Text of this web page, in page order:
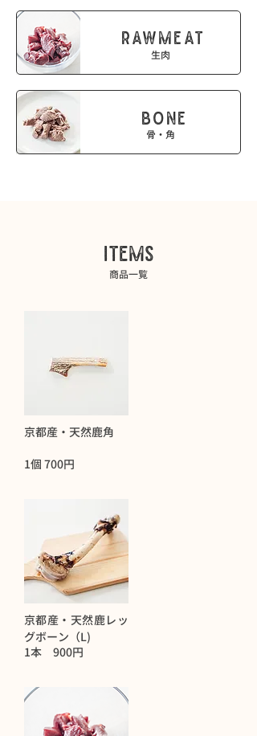
RAWMEAT
生肉
BONE
​骨・角
ITEMS
商品一覧
1個 700円
京都産・天然鹿角
1本 900円
京都産・天然鹿レッ
グボーン（L)